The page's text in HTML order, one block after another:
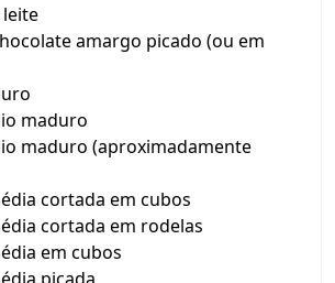
leite
amargo picado (ou em
maduro
maduro (aproximadamente
cortada em cubos
cortada em rodelas
em cubos